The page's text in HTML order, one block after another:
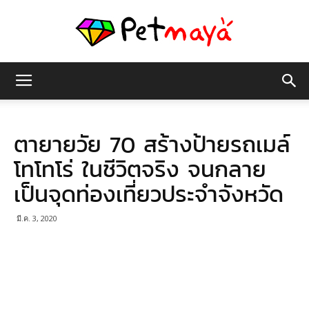
มายา
ตายายวัย 70 สร้างป้ายรถเมล์
โทโทโร่ ในชีวิตจริง จนกลาย
เป็นจุดท่องเที่ยวประจำจังหวัด
มี.ค. 3, 2020